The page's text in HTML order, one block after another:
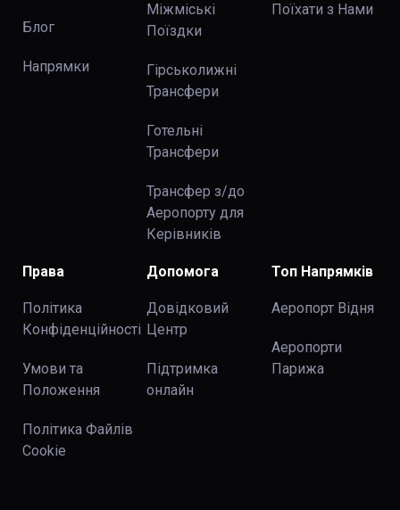
Блог
Напрямки
Міжміські
Поїздки
Гірськолижні
Трансфери
Готельні
Трансфери
Трансфер з/до
Аеропорту для
Керівників
Поїхати з Нами
Права
Політика
Конфіденційності
Умови та
Положення
Політика Файлів
Cookie
Допомога
Довідковий
Центр
Підтримка
онлайн
Топ Напрямків
Аеропорт Відня
Аеропорти
Парижа